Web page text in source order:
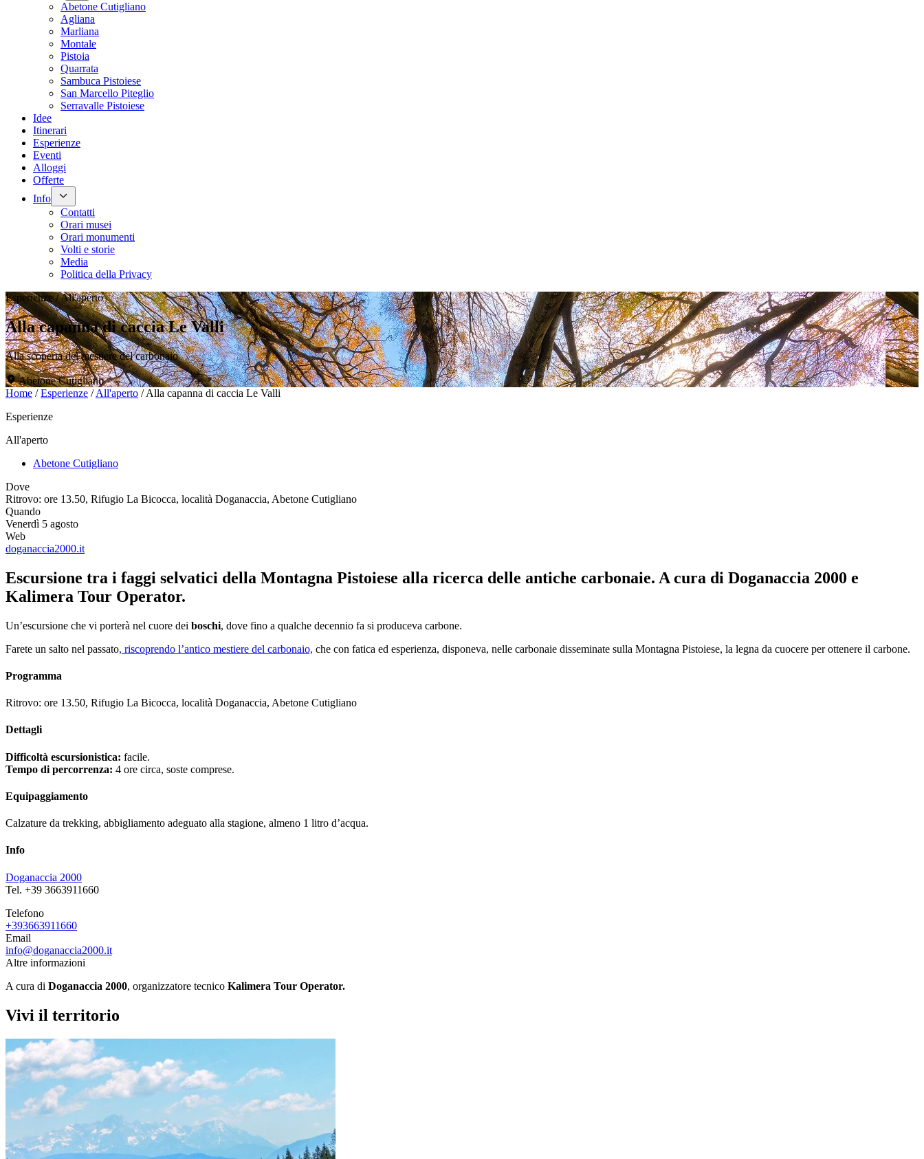
Abetone Cutigliano
Agliana
Marliana
Montale
Pistoia
Quarrata
Sambuca Pistoiese
San Marcello Piteglio
Serravalle Pistoiese
Idee
Itinerari
Esperienze
Eventi
Alloggi
Offerte
Info
Contatti
Orari musei
Orari monumenti
Volti e storie
Media
Politica della Privacy
Esperienze /All'aperto
Alla capanna di caccia Le Valli
Alla scoperta del mestiere del carbonaio
Abetone Cutigliano
Home /Esperienze /All'aperto /Alla capanna di caccia Le Valli
Esperienze
All'aperto
Abetone Cutigliano
Dove
Ritrovo: ore 13.50, Rifugio La Bicocca, località Doganaccia, Abetone Cutigliano
Quando
Venerdì 5 agosto
Web
doganaccia2000.it
Escursione tra i faggi selvatici della Montagna Pistoiese alla ricerca delle antiche carbonaie. A cura di Doganaccia 2000 e
Kalimera Tour Operator.
Un’escursione che vi porterà nel cuore dei boschi, dove fino a qualche decennio fa si produceva carbone.
Farete un salto nel passato, riscoprendo l’antico mestiere del carbonaio, che con fatica ed esperienza, disponeva, nelle carbonaie disseminate sulla Montagna Pistoiese, la legna da cuocere per ottenere il carbone.
Programma
Ritrovo: ore 13.50, Rifugio La Bicocca, località Doganaccia, Abetone Cutigliano
Dettagli
Difficoltà escursionistica: facile.
Tempo di percorrenza: 4 ore circa, soste comprese.
Equipaggiamento
Calzature da trekking, abbigliamento adeguato alla stagione, almeno 1 litro d’acqua.
Info
Doganaccia 2000
Tel. +39 3663911660
Telefono
+393663911660
Email
info@doganaccia2000.it
Altre informazioni
A cura di Doganaccia 2000, organizzatore tecnico Kalimera Tour Operator.
Vivi il territorio